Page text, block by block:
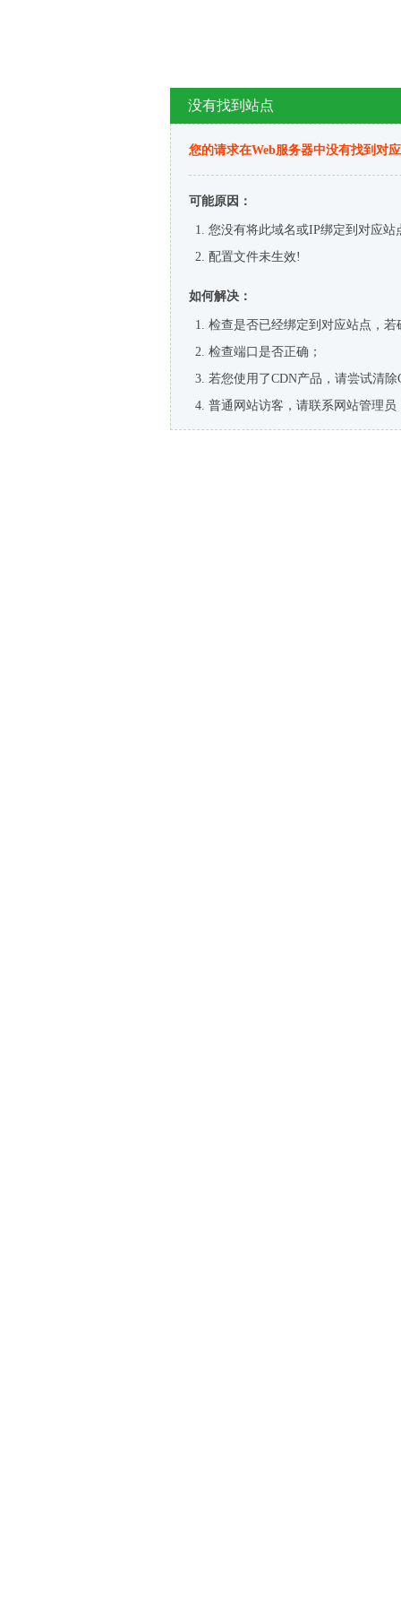
没有找到站点
您的请求在Web服务器中没有找到对
可能原因：
您没有将此域名或IP绑定到对应站
配置文件未生效!
如何解决：
检查是否已经绑定到对应站点，
检查端口是否正确；
若您使用了CDN产品，请尝试清除
普通网站访客，请联系网站管理员